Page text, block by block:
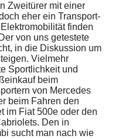
Zweitürer mit einer
eher ein Transport-
finden
von uns getestete
in die Diskussion um
Vielmehr
Sportlichkeit und
beim
von Mercedes
beim Fahren den
im Fiat 500e oder den
Den in
sucht man nach wie